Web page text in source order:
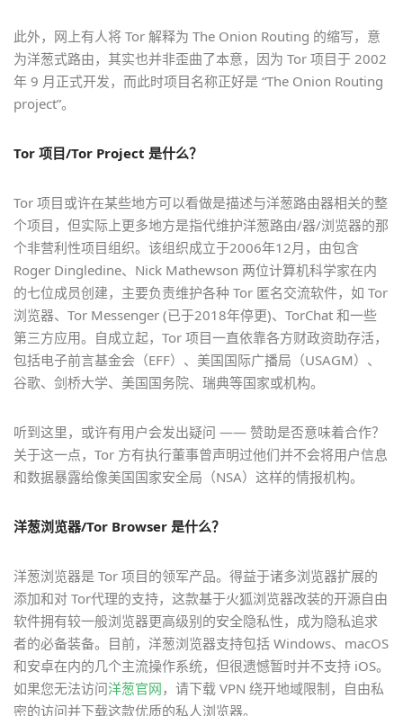
此外，网上有人将 Tor 解释为 The Onion Routing 的缩写，意
为洋葱式路由，其实也并非歪曲了本意，因为 Tor 项目于 2002
年 9 月正式开发，而此时项目名称正好是 “The Onion Routing
project”。
Tor 项目/Tor Project 是什么？
Tor 项目或许在某些地方可以看做是描述与洋葱路由器相关的整
个项目，但实际上更多地方是指代维护洋葱路由/器/浏览器的那
个非营利性项目组织。该组织成立于2006年12月，由包含
Roger Dingledine、Nick Mathewson 两位计算机科学家在内
的七位成员创建，主要负责维护各种 Tor 匿名交流软件，如 Tor
浏览器、Tor Messenger (已于2018年停更)、TorChat 和一些
第三方应用。自成立起，Tor 项目一直依靠各方财政资助存活，
包括电子前言基金会（EFF）、美国国际广播局（USAGM）、
谷歌、剑桥大学、美国国务院、瑞典等国家或机构。
听到这里，或许有用户会发出疑问 —— 赞助是否意味着合作？
关于这一点，Tor 方有执行董事曾声明过他们并不会将用户信息
和数据暴露给像美国国家安全局（NSA）这样的情报机构。
洋葱浏览器/Tor Browser 是什么？
洋葱浏览器是 Tor 项目的领军产品。得益于诸多浏览器扩展的
添加和对 Tor代理的支持，这款基于火狐浏览器改装的开源自由
软件拥有较一般浏览器更高级别的安全隐私性，成为隐私追求
者的必备装备。目前，洋葱浏览器支持包括 Windows、macOS
和安卓在内的几个主流操作系统，但很遗憾暂时并不支持 iOS。
如果您无法访问洋葱官网，请下载 VPN 绕开地域限制，自由私
密的访问并下载这款优质的私人浏览器。